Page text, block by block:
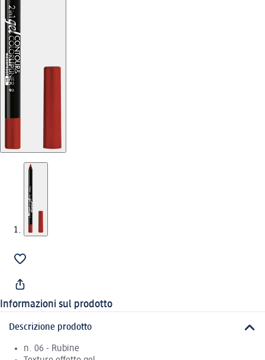
Informazioni sul prodotto
Descrizione prodotto
n. 06 - Rubine